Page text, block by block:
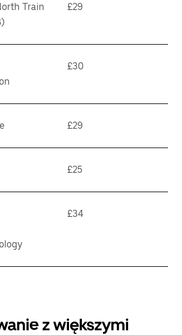
Train
£29
£30
£29
£25
£34
z większymi